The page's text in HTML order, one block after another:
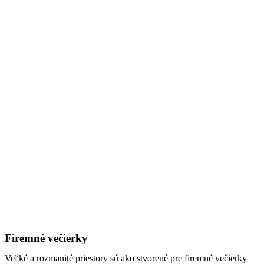
Firemné večierky
Veľké a rozmanité priestory sú ako stvorené pre firemné večierky